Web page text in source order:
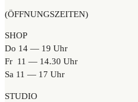
(ÖFFNUNGSZEITEN)
SHOP
Do 14 — 19 Uhr
Fr 11 — 14.30 Uhr
Sa 11 — 17 Uhr
STUDIO